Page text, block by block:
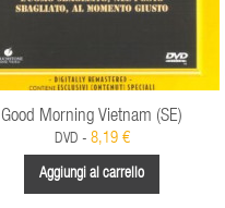
Good Morning Vietnam (SE)
DVD - 8,19 €
Aggiungi al carrello